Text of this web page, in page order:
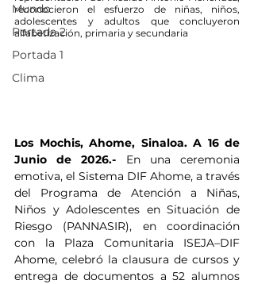
Mundo
Portada 2
Portada 1
Clima
reconocieron el esfuerzo de niñas, niños,
adolescentes y adultos que concluyeron
alfabetización, primaria y secundaria
Los Mochis, Ahome, Sinaloa. A 16 de
Junio de 2026.- En una ceremonia
emotiva, el Sistema DIF Ahome, a través
del Programa de Atención a Niñas,
Niños y Adolescentes en Situación de
Riesgo (PANNASIR), en coordinación
con la Plaza Comunitaria ISEJA–DIF
Ahome, celebró la clausura de cursos y
entrega de documentos a 52 alumnos